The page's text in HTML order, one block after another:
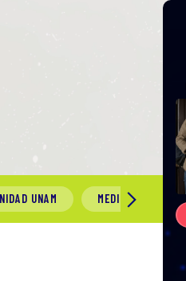
UNAM MEDIO AMBIENTE